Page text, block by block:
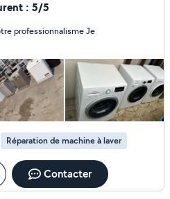
: 5/5
professionnalisme Je
Réparation de machine à laver
Contacter